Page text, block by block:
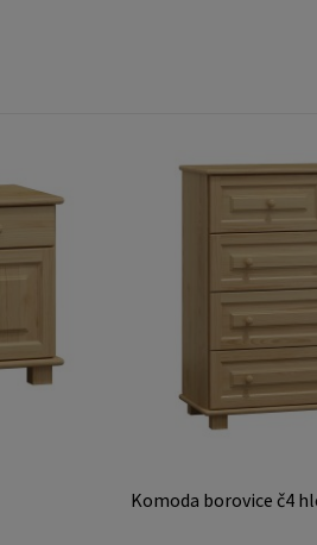
Komoda borovice č4